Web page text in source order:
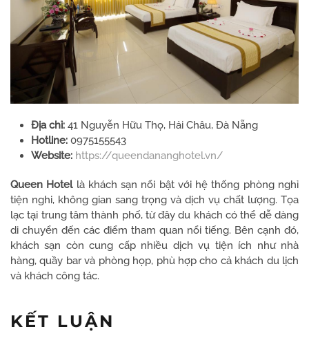
Địa chỉ: 41 Nguyễn Hữu Thọ, Hải Châu, Đà Nẵng
Hotline: 0975155543
Website: https://queendananghotel.vn/
Queen Hotellà khách sạn nổi bật với hệ thống phòng nghỉ
tiện nghi, không gian sang trọng và dịch vụ chất lượng. Tọa
lạc tại trung tâm thành phố, từ đây du khách có thể dễ dàng
di chuyển đến các điểm tham quan nổi tiếng. Bên cạnh đó,
khách sạn còn cung cấp nhiều dịch vụ tiện ích như nhà
hàng, quầy bar và phòng họp, phù hợp cho cả khách du lịch
và khách công tác.
KẾT LUẬN